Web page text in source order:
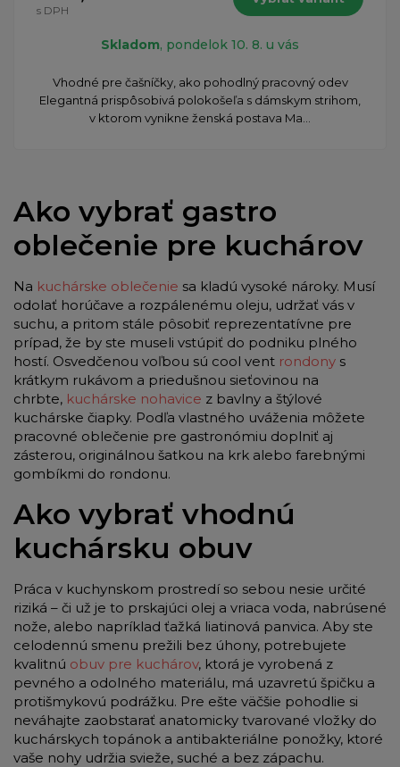
s DPH
Skladom, pondelok 10. 8. u vás
Vhodné pre čašníčky, ako pohodlný pracovný odev
Elegantná prispôsobivá polokošeľa s dámskym strihom,
v ktorom vynikne ženská postava Ma...
Ako vybrať gastro
oblečenie pre kuchárov
Na kuchárske oblečenie sa kladú vysoké nároky. Musí
odolať horúčave a rozpálenému oleju, udržať vás v
suchu, a pritom stále pôsobiť reprezentatívne pre
prípad, že by ste museli vstúpiť do podniku plného
hostí. Osvedčenou voľbou sú cool vent rondony s
krátkym rukávom a priedušnou sieťovinou na
chrbte, kuchárske nohavice z bavlny a štýlové
kuchárske čiapky. Podľa vlastného uváženia môžete
pracovné oblečenie pre gastronómiu doplniť aj
zásterou, originálnou šatkou na krk alebo farebnými
gombíkmi do rondonu.
Ako vybrať vhodnú
kuchársku obuv
Práca v kuchynskom prostredí so sebou nesie určité
riziká – či už je to prskajúci olej a vriaca voda, nabrúsené
nože, alebo napríklad ťažká liatinová panvica. Aby ste
celodennú smenu prežili bez úhony, potrebujete
kvalitnú obuv pre kuchárov, ktorá je vyrobená z
pevného a odolného materiálu, má uzavretú špičku a
protišmykovú podrážku. Pre ešte väčšie pohodlie si
neváhajte zaobstarať anatomicky tvarované vložky do
kuchárskych topánok a antibakteriálne ponožky, ktoré
vaše nohy udržia svieže, suché a bez zápachu.